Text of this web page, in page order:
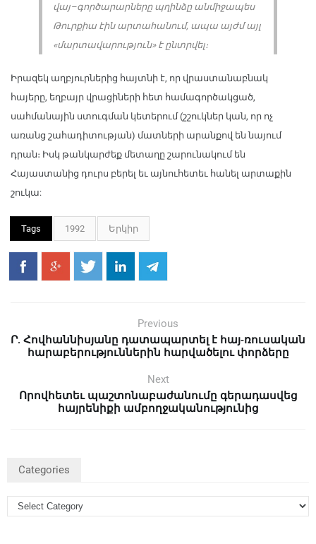
վայ–գործարարները պղինձը անմիջապես
Թուրքիա էին արտահանում, ապա այժմ այլ
«մարտավարություն» է ընտրվել։
Իրազեկ աղբյուրներից հայտնի է, որ վրաստանաբնակ
հայերը, եղբայր վրացիների հետ համագործակցած,
սահմանային ստուգման կետերում (շշուկներ կան, որ ոչ
առանց շահադիտության) մատների արանքով են նայում
դրան։ Իսկ թանկարժեք մետաղը շարունակում են
Հայաստանից դուրս բերել եւ այնուհետեւ հանել արտաքին
շուկա:
Tags 1992 Երկիր
Previous
Ր. Հովհաննիսյանը դատապարտել է հայ-ռուսական
հարաբերություններին հարվածելու փորձերը
Next
Որովհետեւ պաշտոնաբաժանումը գերադասվեց
հայրենիքի ամբողջականությունից
Categories